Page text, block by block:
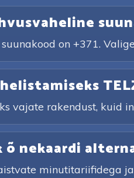
on +371.
vajate rakendust, kuid
õ nekaardi
minutitariifidega